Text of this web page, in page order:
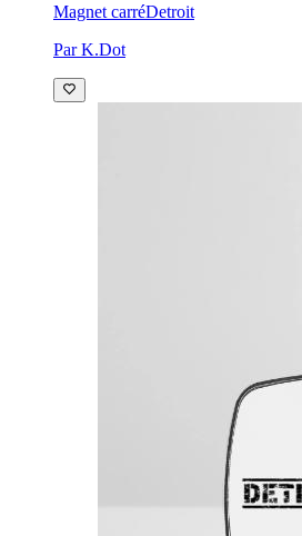
Magnet carréDetroit
Par K.Dot